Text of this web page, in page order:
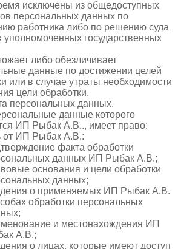
исключены из общедоступных
персональных данных по
работника либо по решению суда
уполномоченных государственных
либо обезличивает
данные по достижении целей
или в случае утраты необходимости
цели обработки.
персональных данных.
данные которого
ИП Рыбак А.В.., имеет право:
от ИП Рыбак А.В.:
факта обработки
данных ИП Рыбак А.В.;
основания и цели обработки
данных;
о применяемых ИП Рыбак А.В.
обработки персональных
и местонахождения ИП
А.В.;
о лицах, которые имеют доступ